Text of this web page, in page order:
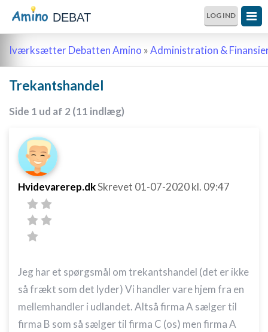
DEBAT LOG IND
Iværksætter Debatten Amino »Administration &
Trekantshandel
Side 1 ud af 2 (11 indlæg)
Hvidevarerep.dkSkrevet 01-07-2020kl. 09:47
Jeg har et spørgsmål om trekantshandel (det er ikke
så frækt som det lyder) Vi handler vare hjem fra en
mellemhandler i udlandet. Altså firma A sælger til
firma B som så sælger til firma C (os) men firma A